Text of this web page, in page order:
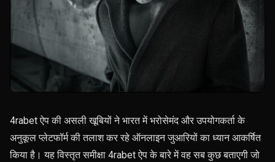
4rabet ऐप की असली खूबियों ने भारत में भरोसेमंद और उपयोगकर्ता के
अनुकूल प्लेटफॉर्म की तलाश कर रहे ऑनलाइन जुआरियों का ध्यान आकर्षित
किया है। यह विस्तृत समीक्षा 4rabet ऐप के बारे में वह सब कुछ बताएगी जो